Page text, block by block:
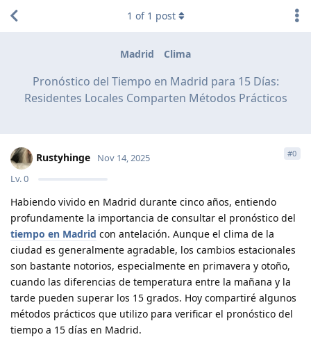
Madrid Clima
Pronóstico del Tiempo en Madrid para 15 Días:
Residentes Locales Comparten Métodos Prácticos
1 of 1 post
Rustyhinge
Lv.0
Nov 14, 2025 #0
Habiendo vivido en Madrid durante cinco años, entiendo
profundamente la importancia de consultar el pronóstico del
tiempo en Madrid con antelación. Aunque el clima de la
ciudad es generalmente agradable, los cambios estacionales
son bastante notorios, especialmente en primavera y otoño,
cuando las diferencias de temperatura entre la mañana y la
tarde pueden superar los 15 grados. Hoy compartiré algunos
métodos prácticos que utilizo para verificar el pronóstico del
tiempo a 15 días en Madrid.